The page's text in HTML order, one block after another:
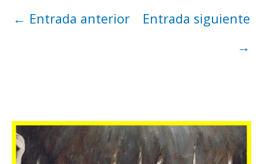
← Entrada anterior
Entrada siguiente
→